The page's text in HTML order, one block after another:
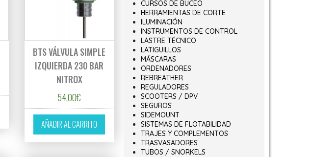
BTS VÁLVULA SIMPLE
IZQUIERDA 230 BAR
NITROX
54,00€
AÑADIR AL CARRITO
CURSOS DE BUCEO
HERRAMIENTAS DE CORTE
ILUMINACIÓN
INSTRUMENTOS DE CONTROL
LASTRE TÉCNICO
LATIGUILLOS
MÁSCARAS
ORDENADORES
REBREATHER
REGULADORES
SCOOTERS / DPV
SEGUROS
SIDEMOUNT
SISTEMAS DE FLOTABILIDAD
TRAJES Y COMPLEMENTOS
TRASVASADORES
TUBOS / SNORKELS